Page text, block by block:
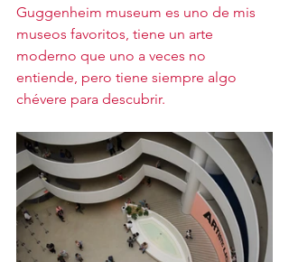
Guggenheim museum es uno de mis
museos favoritos, tiene un arte
moderno que uno a veces no
entiende, pero tiene siempre algo
chévere para descubrir.